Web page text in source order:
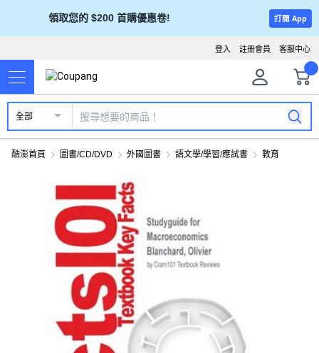
領取您的 $200 首購優惠卷! 打開 App
客服中心
註冊會員
登入
全部
酷澎首頁 圖書/CD/DVD 外國圖書 語文學/學習/應試書 教育